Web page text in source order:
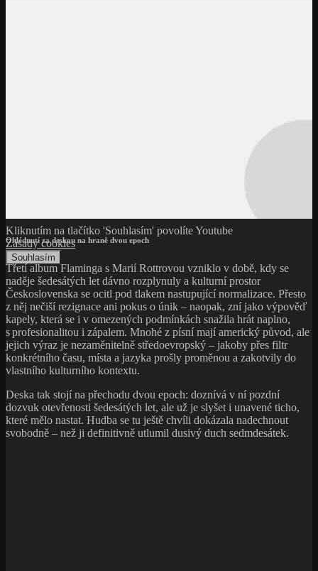
Kliknutím na tlačítko 'Souhlasím' povolíte Youtube
Zásady cookies
Souhlasím
Ohlédnutí za deskou na hraně dvou epoch
Třetí album Flaminga s Marií Rottrovou vzniklo v době, kdy se
naděje šedesátých let dávno rozplynuly a kulturní prostor
Československa se ocitl pod tlakem nastupující normalizace. Přesto
z něj nečiší rezignace ani pokus o únik – naopak, zní jako výpověď
kapely, která se i v omezených podmínkách snažila hrát naplno,
s profesionalitou i zápalem. Mnohé z písní mají americký původ, ale
jejich výraz je nezaměnitelně středoevropský – jakoby přes filtr
konkrétního času, místa a jazyka prošly proměnou a zakotvily do
vlastního kulturního kontextu.
Deska tak stojí na přechodu dvou epoch: doznívá v ní pozdní
dozvuk otevřenosti šedesátých let, ale už je slyšet i unavené ticho,
které mělo nastat. Hudba se tu ještě chvíli dokázala nadechnout
svobodně – než ji definitivně utlumil dusivý duch sedmdesátek.